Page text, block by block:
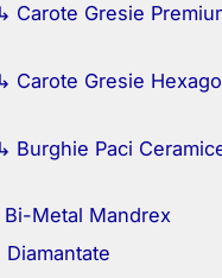
↳ Carote Gresie
↳ Carote Gresie
↳ Burghie Paci
Bi-Metal Mandrex
Diamantate